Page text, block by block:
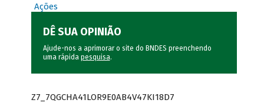
Ações
DÊ SUA OPINIÃO
Ajude-nos a aprimorar o site do BNDES preenchendo
uma rápida pesquisa.
Z7_7QGCHA41LOR9E0AB4V47KI18D7